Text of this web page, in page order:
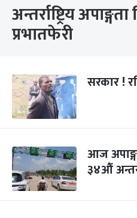
अन्तर्राष्ट्रिय
प्रभातफेरी
सरकार !
आज
३४औं